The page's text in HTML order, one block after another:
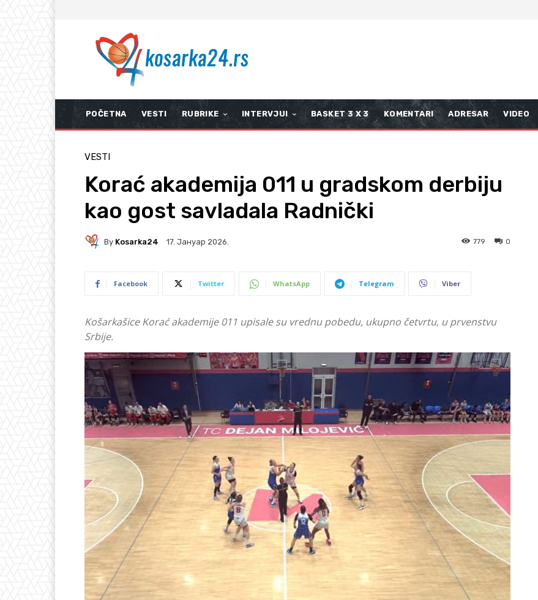
POČETNA VESTI RUBRIKE INTERVJUI BASKET 3 X 3 KOMENTARI ADRESAR VIDEO
VESTI
Korać akademija 011 u gradskom derbiju
kao gost savladala Radnički
By Kosarka24 17. Јануар 2026. 0
779
Facebook Twitter WhatsApp Telegram Viber
Košarkašice Korać akademije 011 upisale su vrednu pobedu, ukupno četvrtu, u prvenstvu
Srbije.